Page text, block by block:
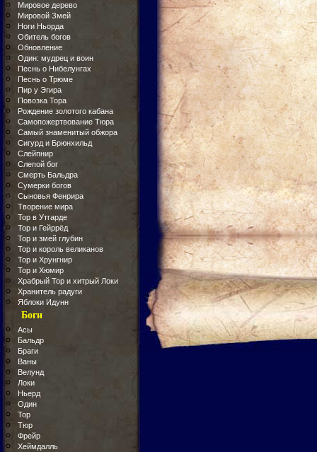
Мировое дерево
Мировой Змей
Ноги Ньорда
Обитель богов
Обновление
Один: мудрец и воин
Песнь о Нибелунгах
Песнь о Трюме
Пир у Эгира
Повозка Тора
Рождение золотого кабана
Самопожертвование Тюра
Самый знаменитый обжора
Сигурд и Брюнхильд
Слейпнир
Слепой бог
Смерть Бальдра
Сумерки богов
Сыновья Фенрира
Творение мира
Тор в Утгарде
Тор и Гейррёд
Тор и змей глубин
Тор и король великанов
Тор и Хрунгнир
Тор и Хюмир
Храбрый Тор и хитрый Локи
Хранитель радуги
Яблоки Идунн
Боги
Асы
Бальдр
Браги
Ваны
Велунд
Локи
Ньерд
Один
Тор
Тюр
Фрейр
Хеймдалль